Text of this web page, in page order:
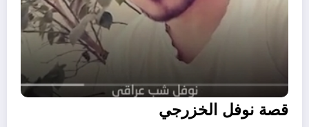
قصة نوفل الخزرجي